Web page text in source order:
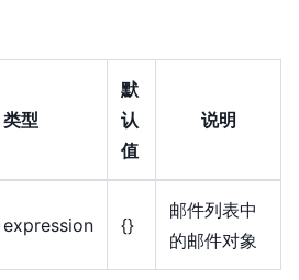
类型
默
认
值
说明
expression {}
邮件列表中
的邮件对象